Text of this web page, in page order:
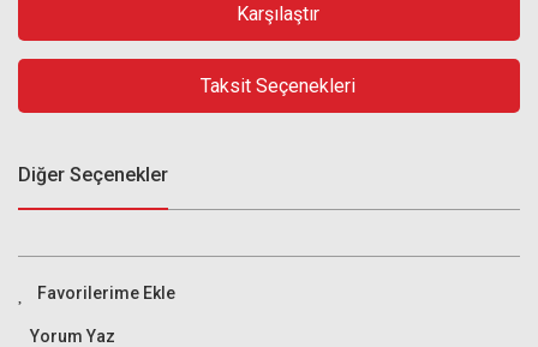
Karşılaştır
Taksit Seçenekleri
Diğer Seçenekler
Yorum Yaz